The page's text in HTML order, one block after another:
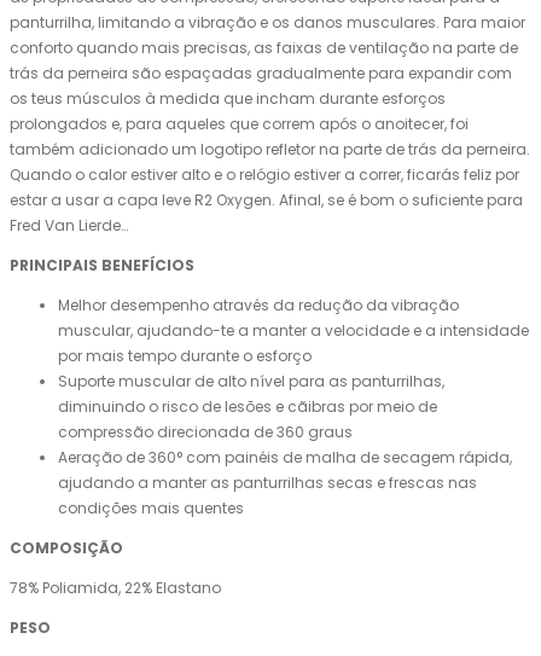
panturrilha, limitando a vibração e os danos musculares. Para maior
conforto quando mais precisas, as faixas de ventilação na parte de
trás da perneira são espaçadas gradualmente para expandir com
os teus músculos à medida que incham durante esforços
prolongados e, para aqueles que correm após o anoitecer, foi
também adicionado um logotipo refletor na parte de trás da perneira.
Quando o calor estiver alto e o relógio estiver a correr, ficarás feliz por
estar a usar a capa leve R2 Oxygen. Afinal, se é bom o suficiente para
Fred Van Lierde…
PRINCIPAIS BENEFÍCIOS
Melhor desempenho através da redução da vibração
muscular, ajudando-te a manter a velocidade e a intensidade
por mais tempo durante o esforço
Suporte muscular de alto nível para as panturrilhas,
diminuindo o risco de lesões e cãibras por meio de
compressão direcionada de 360 graus
Aeração de 360° com painéis de malha de secagem rápida,
ajudando a manter as panturrilhas secas e frescas nas
condições mais quentes
COMPOSIÇÃO
78% Poliamida, 22% Elastano
PESO